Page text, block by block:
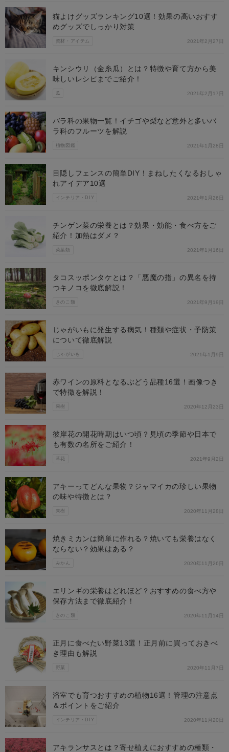
資材・アイテム
猫よけグッズランキング10選！効果の高いおすす
めグッズでしっかり対策
2021年2月27日
瓜
キンシウリ（金糸瓜）とは？特徴や育て方から美
味しいレシピまでご紹介！
2021年2月17日
植物図鑑
バラ科の果物一覧！イチゴや梨など意外と多いバ
ラ科のフルーツを解説
2021年1月28日
インテリア・DIY
目隠しフェンスの簡単DIY！まねしたくなるおしゃ
れアイデア10選
2021年1月26日
菜葉類
チンゲン菜の栄養とは？効果・効能・食べ方をご
紹介！加熱はダメ？
2021年1月16日
きのこ類
タコスッポンタケとは？「悪魔の指」の異名を持
つキノコを徹底解説！
2021年9月19日
じゃがいも
じゃがいもに発生する病気！種類や症状・予防策
について徹底解説
2021年1月9日
果樹
赤ワインの原料となるぶどう品種16選！画像つき
で特徴を解説！
2020年12月23日
草花
彼岸花の開花時期はいつ頃？見頃の季節や日本で
も有数の名所をご紹介！
2021年9月2日
果樹
アキーってどんな果物？ジャマイカの珍しい果物
の味や特徴とは？
2020年11月28日
みかん
焼きミカンは簡単に作れる？焼いても栄養はなく
ならない？効果はある？
2020年11月26日
きのこ類
エリンギの栄養はどれほど？おすすめの食べ方や
保存方法まで徹底紹介！
2020年11月14日
野菜
正月に食べたい野菜13選！正月前に買っておきべ
き理由も解説
2020年11月7日
インテリア・DIY
浴室でも育つおすすめの植物16選！管理の注意点
＆ポイントをご紹介
2020年11月20日
アキランサスとは？寄せ植えにおすすめの種類・